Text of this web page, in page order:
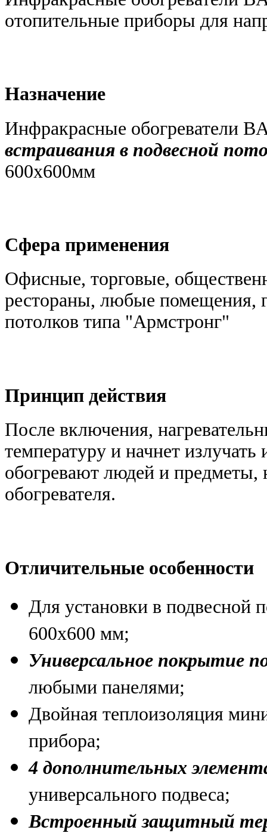
отопительные приборы для
Назначение
Инфракрасные обогреватели
встраивания в подвесной
600х600мм
Сфера применения
Офисные, торговые,
рестораны, любые помещения,
потолков типа "Армстронг"
Принцип действия
После включения,
температуру и начнет
обогревают людей и предметы,
обогревателя.
Отличительные особенности
Для установки в подвесной
600х600 мм;
Универсальное покрытие
любыми панелями;
Двойная теплоизоляция
прибора;
4 дополнительных
универсального подвеса;
Встроенный защитный